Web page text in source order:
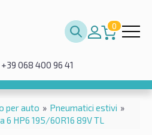
0
068 400 96 41
per auto » Pneumatici estivi »
6 HP6 195/60R16 89V TL